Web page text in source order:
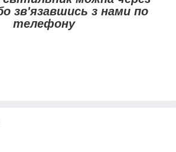
зв'язавшись з нами по
телефону